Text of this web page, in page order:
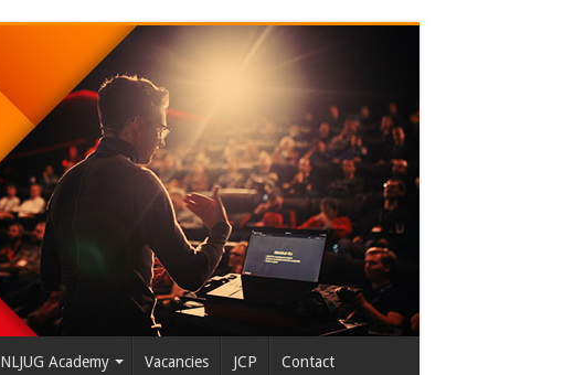
NLJUG Academy Vacancies JCP Contact